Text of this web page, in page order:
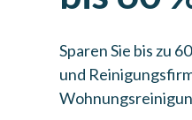
Sparen Sie bis zu
und